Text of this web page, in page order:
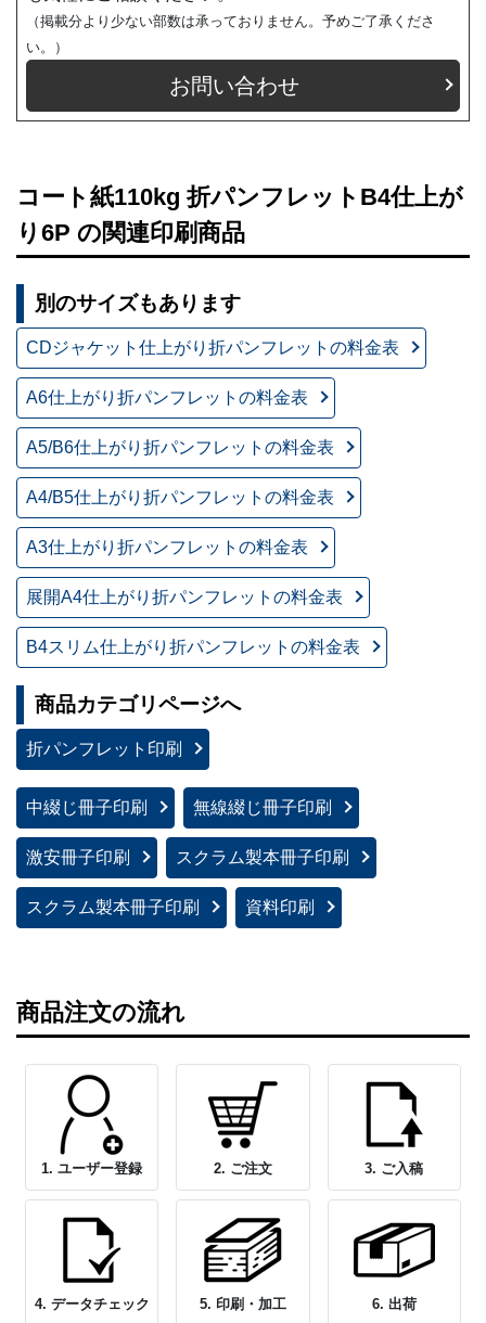
お問い合わせ
（掲載分より少ない部数は承っておりません。予めご了承くださ
い。）
コート紙110kg 折パンフレットB4仕上が
り6P の関連印刷商品
別のサイズもあります
CDジャケット仕上がり折パンフレットの料金表
A6仕上がり折パンフレットの料金表
A5/B6仕上がり折パンフレットの料金表
A4/B5仕上がり折パンフレットの料金表
A3仕上がり折パンフレットの料金表
展開A4仕上がり折パンフレットの料金表
B4スリム仕上がり折パンフレットの料金表
商品カテゴリページへ
折パンフレット印刷
中綴じ冊子印刷 無線綴じ冊子印刷
激安冊子印刷 スクラム製本冊子印刷
スクラム製本冊子印刷 資料印刷
商品注文の流れ
1. ユーザー登録 2. ご注文 3. ご入稿
4. データチェック 5. 印刷・加工 6. 出荷